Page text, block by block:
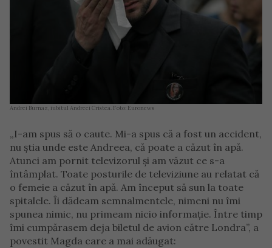
Andrei Burnaz, iubitul Andreei Cristea. Foto: Euronews
„I-am spus să o caute. Mi-a spus că a fost un accident,
nu știa unde este Andreea, că poate a căzut în apă.
Atunci am pornit televizorul și am văzut ce s-a
întâmplat. Toate posturile de televiziune au relatat că
o femeie a căzut în apă. Am început să sun la toate
spitalele. Îi dădeam semnalmentele, nimeni nu îmi
spunea nimic, nu primeam nicio informație. Între timp
îmi cumpărasem deja biletul de avion către Londra”, a
povestit Magda care a mai adăugat: